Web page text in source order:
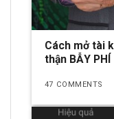
Cách mở tài
thận BẪY PHÍ
47 COMMENTS